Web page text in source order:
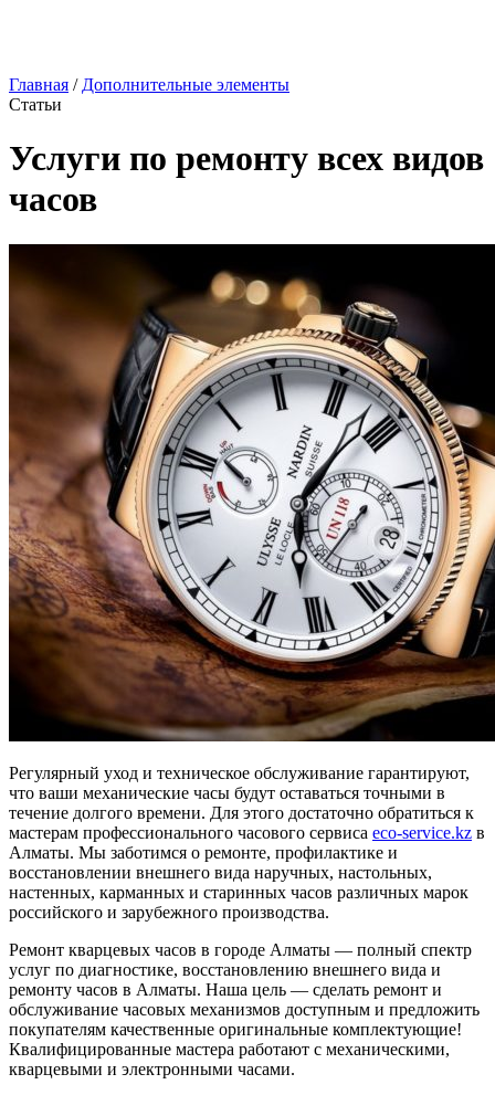
Главная / Дополнительные элементы
Статьи
Услуги по ремонту всех видов
часов
Регулярный уход и техническое обслуживание гарантируют,
что ваши механические часы будут оставаться точными в
течение долгого времени. Для этого достаточно обратиться к
мастерам профессионального часового сервиса eco-service.kz в
Алматы. Мы заботимся о ремонте, профилактике и
восстановлении внешнего вида наручных, настольных,
настенных, карманных и старинных часов различных марок
российского и зарубежного производства.
Ремонт кварцевых часов в городе Алматы — полный спектр
услуг по диагностике, восстановлению внешнего вида и
ремонту часов в Алматы. Наша цель — сделать ремонт и
обслуживание часовых механизмов доступным и предложить
покупателям качественные оригинальные комплектующие!
Квалифицированные мастера работают с механическими,
кварцевыми и электронными часами.